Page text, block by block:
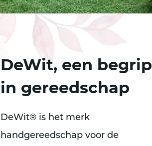
DeWit, een begrip
in gereedschap
DeWit® is het merk
handgereedschap voor de